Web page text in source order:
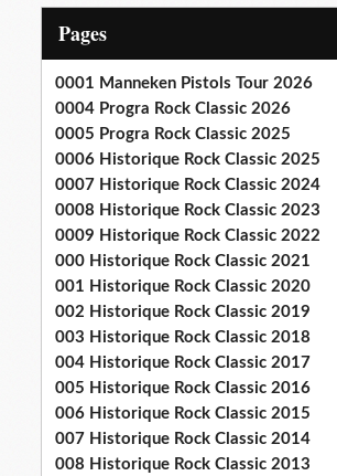
Pages
0001 Manneken Pistols Tour 2026
0004 Progra Rock Classic 2026
0005 Progra Rock Classic 2025
0006 Historique Rock Classic 2025
0007 Historique Rock Classic 2024
0008 Historique Rock Classic 2023
0009 Historique Rock Classic 2022
000 Historique Rock Classic 2021
001 Historique Rock Classic 2020
002 Historique Rock Classic 2019
003 Historique Rock Classic 2018
004 Historique Rock Classic 2017
005 Historique Rock Classic 2016
006 Historique Rock Classic 2015
007 Historique Rock Classic 2014
008 Historique Rock Classic 2013